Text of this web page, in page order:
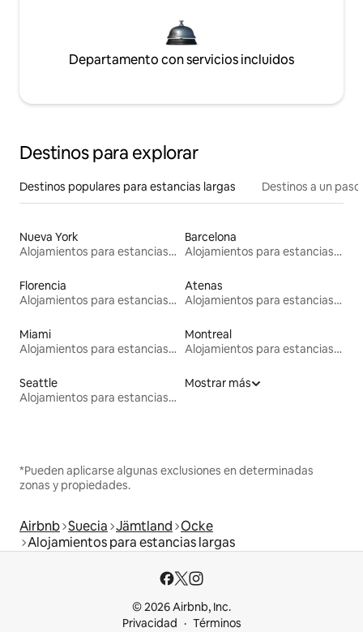
Departamento con servicios incluidos
Destinos para explorar
Destinos populares para estancias largas Destinos a un
Nueva York
Alojamientos para estancias largas
Barcelona
Alojamientos para estancias largas
Florencia
Alojamientos para estancias largas
Atenas
Alojamientos para estancias largas
Miami
Alojamientos para estancias largas
Montreal
Alojamientos para estancias largas
Seattle
Alojamientos para estancias largas
Mostrar más
*Pueden aplicarse algunas exclusiones en determinadas
zonas y propiedades.
Airbnb Suecia Jämtland Ocke
Alojamientos para estancias largas
© 2026 Airbnb, Inc.
Privacidad
Términos